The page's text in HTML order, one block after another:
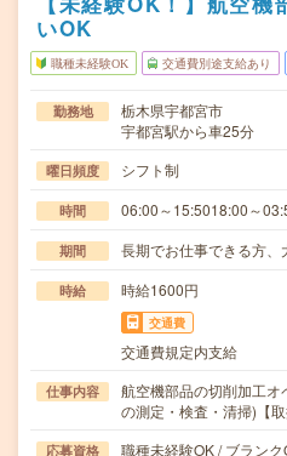
いOK
職種未経験OK 交通費別途支給あり
勤務地
栃木県宇都宮市
宇都宮駅から車25分
曜日頻度 シフト制
時間 06:00～15:5018:00～
期間 長期でお仕事できる方、
時給 時給1600円
交通費
交通費規定内支給
仕事内容
航空機部品の切削加工
の測定・検査・清掃)【
応募資格
職種未経験OK / ブラン